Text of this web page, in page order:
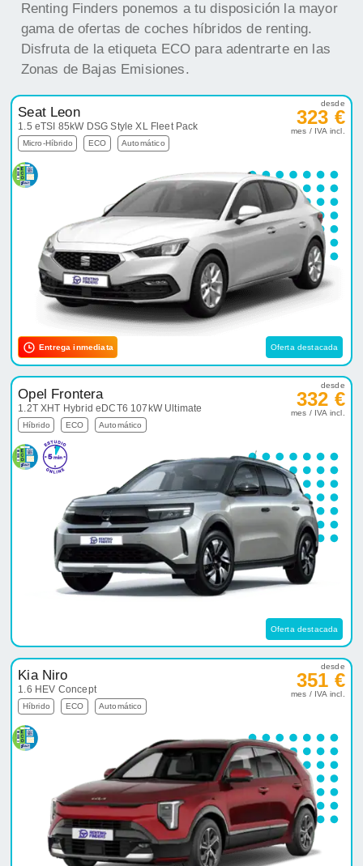
Renting Finders ponemos a tu disposición la mayor
gama de ofertas de coches híbridos de renting.
Disfruta de la etiqueta ECO para adentrarte en las
Zonas de Bajas Emisiones.
Seat Leon
1.5 eTSI 85kW DSG Style XL Fleet Pack
Micro-Híbrido ECO Automático
desde
323 €
mes / IVA incl.
Entrega inmediata Oferta destacada
Opel Frontera
1.2T XHT Hybrid eDCT6 107kW Ultimate
Híbrido ECO Automático
desde
332 €
mes / IVA incl.
Oferta destacada
Kia Niro
1.6 HEV Concept
Híbrido ECO Automático
desde
351 €
mes / IVA incl.